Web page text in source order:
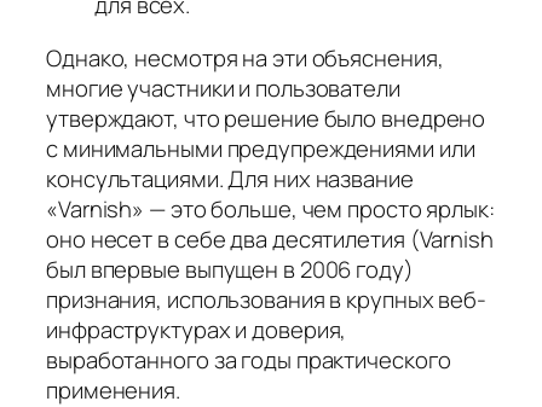
Однако, несмотря на эти объяснения,
многие участники и пользователи
утверждают, что решение было внедрено
с минимальными предупреждениями или
консультациями. Для них название
«Varnish» — это больше, чем просто ярлык:
оно несет в себе два десятилетия (Varnish
был впервые выпущен в 2006 году)
признания, использования в крупных веб-
инфраструктурах и доверия,
выработанного за годы практического
применения.